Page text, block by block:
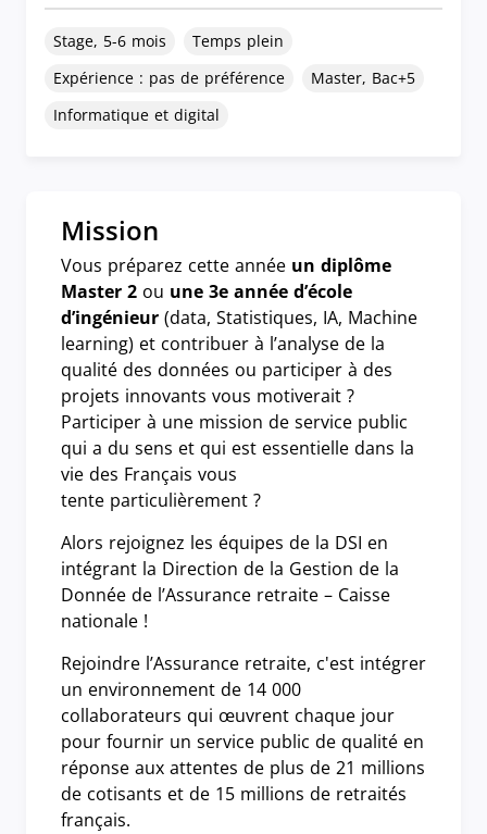
Stage, 5-6 mois
Temps plein
Expérience : pas de préférence
Master, Bac+5
Informatique et digital
Mission
Vous préparez cette année un diplôme
Master 2 ou une 3e année d’école
d’ingénieur (data, Statistiques, IA, Machine
learning) et contribuer à l’analyse de la
qualité des données ou participer à des
projets innovants vous motiverait ?
Participer à une mission de service public
qui a du sens et qui est essentielle dans la
vie des Français vous
tente particulièrement ?
Alors rejoignez les équipes de la DSI en
intégrant la Direction de la Gestion de la
Donnée de l’Assurance retraite – Caisse
nationale !
Rejoindre l’Assurance retraite, c'est intégrer
un environnement de 14 000
collaborateurs qui œuvrent chaque jour
pour fournir un service public de qualité en
réponse aux attentes de plus de 21 millions
de cotisants et de 15 millions de retraités
français.